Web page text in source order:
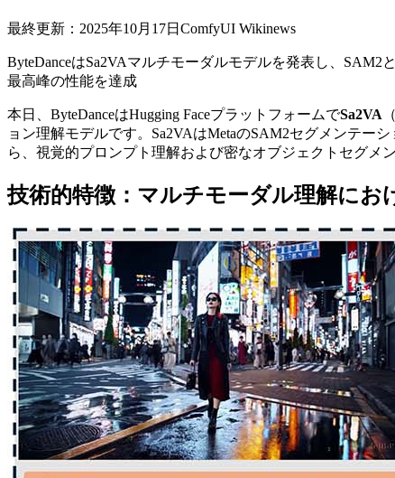
最終更新：2025年10月17日 ComfyUI Wikinews
ByteDanceはSa2VAマルチモーダルモデルを発表し、
最高峰の性能を達成
本日、ByteDanceはHugging FaceプラットフォームでSa2VA
ョン理解モデルです。Sa2VAはMetaのSAM2セグメンテー
ら、視覚的プロンプト理解および密なオブジェクトセグメ
技術的特徴：マルチモーダル理解にお